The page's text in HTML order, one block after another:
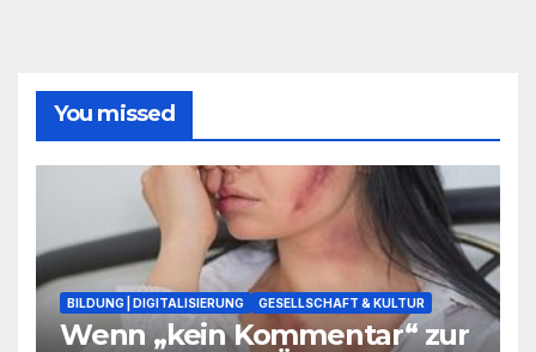
You missed
BILDUNG | DIGITALISIERUNG GESELLSCHAFT & KULTUR
Wenn „kein Kommentar“ zur